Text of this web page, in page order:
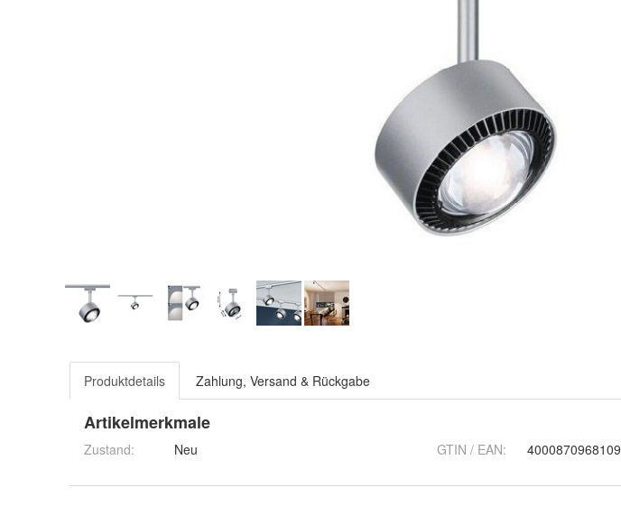
Produktdetails Zahlung, Versand & Rückgabe
Artikelmerkmale
Zustand: Neu GTIN / EAN: 4000870968109